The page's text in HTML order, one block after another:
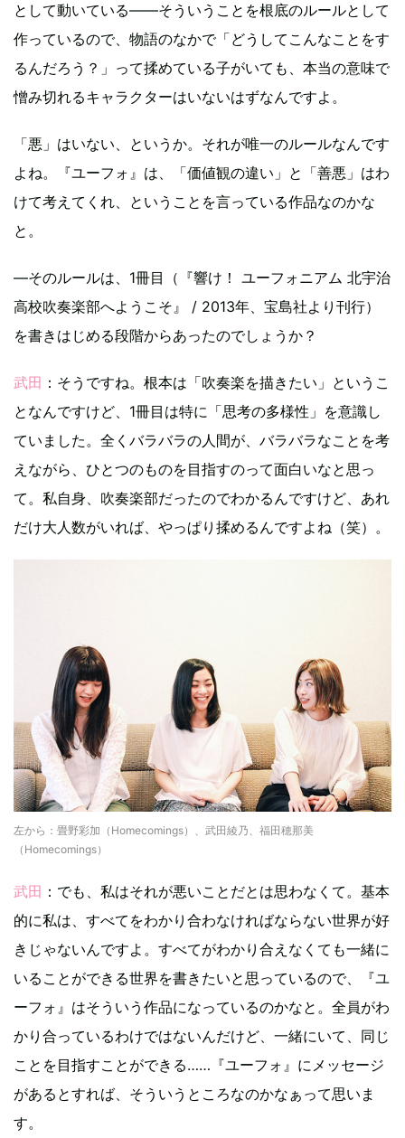
として動いている――そういうことを根底のルールとして
作っているので、物語のなかで「どうしてこんなことをす
るんだろう？」って揉めている子がいても、本当の意味で
憎み切れるキャラクターはいないはずなんですよ。
「悪」はいない、というか。それが唯一のルールなんです
よね。『ユーフォ』は、「価値観の違い」と「善悪」はわ
けて考えてくれ、ということを言っている作品なのかな
と。
—そのルールは、1冊目（『響け！ ユーフォニアム 北宇治
高校吹奏楽部へようこそ』 / 2013年、宝島社より刊行）
を書きはじめる段階からあったのでしょうか？
武田 ：そうですね。根本は「吹奏楽を描きたい」というこ
となんですけど、1冊目は特に「思考の多様性」を意識し
ていました。全くバラバラの人間が、バラバラなことを考
えながら、ひとつのものを目指すのって面白いなと思っ
て。私自身、吹奏楽部だったのでわかるんですけど、あれ
だけ大人数がいれば、やっぱり揉めるんですよね（笑）。
左から：畳野彩加（Homecomings）、武田綾乃、福田穂那美
（Homecomings）
武田 ：でも、私はそれが悪いことだとは思わなくて。基本
的に私は、すべてをわかり合わなければならない世界が好
きじゃないんですよ。すべてがわかり合えなくても一緒に
いることができる世界を書きたいと思っているので、『ユ
ーフォ』はそういう作品になっているのかなと。全員がわ
かり合っているわけではないんだけど、一緒にいて、同じ
ことを目指すことができる……『ユーフォ』にメッセージ
があるとすれば、そういうところなのかなぁって思いま
す。